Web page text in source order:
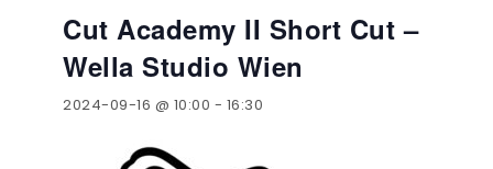
Cut Academy II Short Cut –
Wella Studio Wien
2024-09-16 @ 10:00 - 16:30